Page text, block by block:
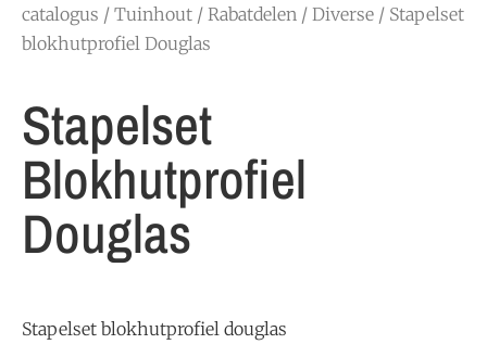
catalogus / Tuinhout / Rabatdelen / Diverse / Stapelset
blokhutprofiel Douglas
Stapelset
Blokhutprofiel
Douglas
Stapelset blokhutprofiel douglas